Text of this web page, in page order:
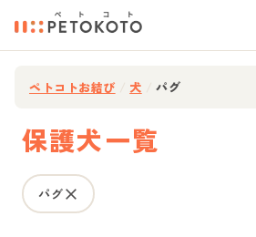
ペトコトお結び 犬 パグ
保護犬一覧
パグ